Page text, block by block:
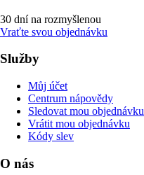
30 dní na rozmyšlenou
Vraťte svou objednávku
Služby
Můj účet
Centrum nápovědy
Sledovat mou objednávku
Vrátit mou objednávku
Kódy slev
O nás